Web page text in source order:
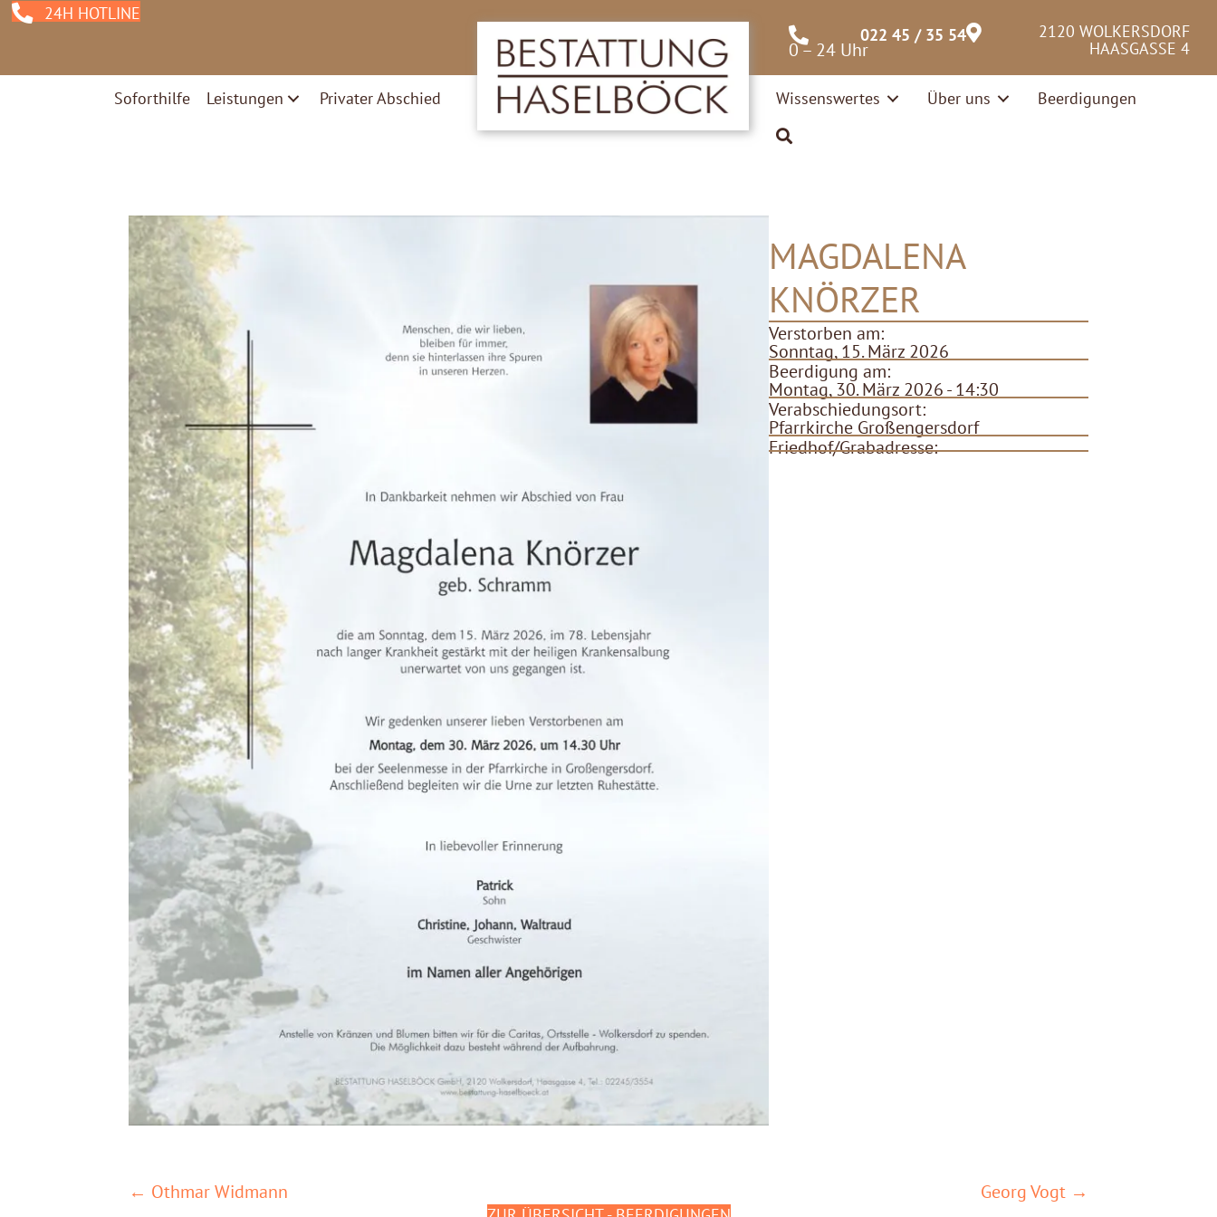
022 45 / 35 54
0 – 24 Uhr
2120 WOLKERSDORF
HAASGASSE 4
Soforthilfe Leistungen Privater Abschied Wissenswertes Über uns Beerdigungen
24H HOTLINE
MAGDALENA
KNÖRZER
Verstorben am:
Sonntag, 15. März 2026
Beerdigung am:
Montag, 30. März 2026 - 14:30
Verabschiedungsort:
Pfarrkirche Großengersdorf
Friedhof/Grabadresse:
POSTS
← Othmar Widmann Georg Vogt →